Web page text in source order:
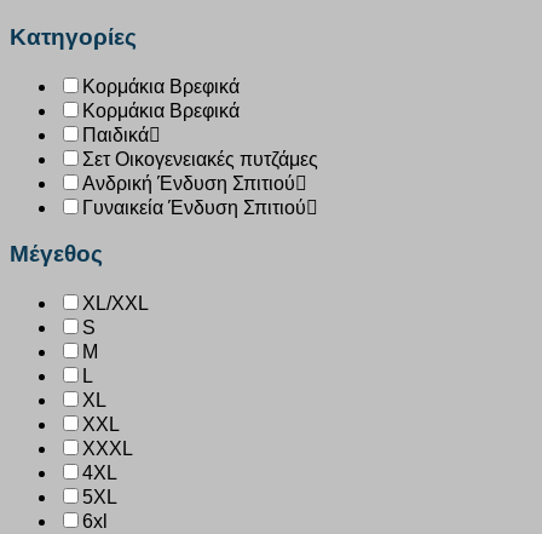
Κατηγορίες
Κορμάκια Βρεφικά
Κορμάκια Βρεφικά
Παιδικά
Σετ Οικογενειακές πυτζάμες
Ανδρική Ένδυση Σπιτιού
Γυναικεία Ένδυση Σπιτιού
Μέγεθος
XL/XXL
S
M
L
XL
XXL
XXXL
4XL
5XL
6xl